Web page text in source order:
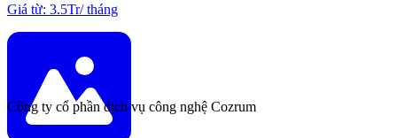
Giá từ: 3.5Tr/tháng
Công ty cổ phần dịch vụ công nghệ Cozrum